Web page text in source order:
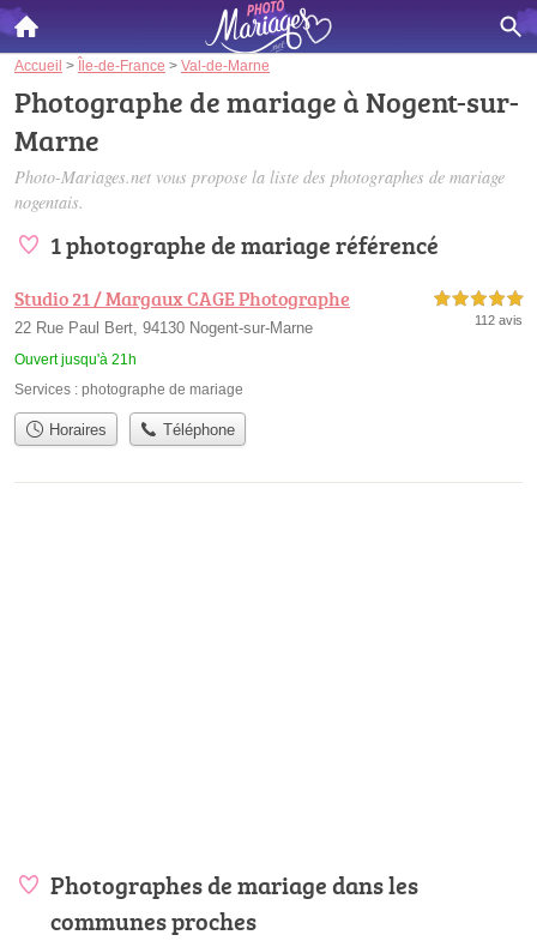
Accueil > Île-de-France > Val-de-Marne
Photographe de mariage à Nogent-sur-
Marne
Photo-Mariages.net vous propose la liste des photographes de mariage
nogentais.
1 photographe de mariage référencé
Studio 21 / Margaux CAGE Photographe
22 Rue Paul Bert, 94130 Nogent-sur-Marne
Ouvert jusqu'à 21h
5,0 étoiles sur 5
112 avis
Services : photographe de mariage
Horaires Téléphone
Photographes de mariage dans les
communes proches